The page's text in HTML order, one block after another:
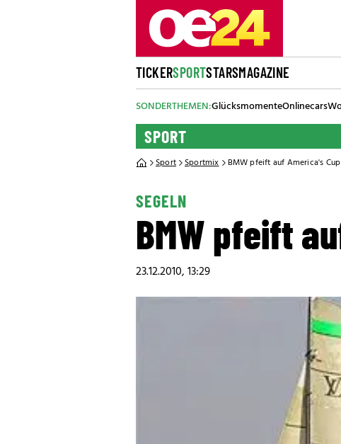
TICKERSPORTSTARSMAGAZINE
SONDERTHEMEN:GlücksmomenteOnlinecars
SPORT
Sport Sportmix BMW pfeift auf America's Cup
SEGELN
BMW pfeift
23.12.2010, 13:29